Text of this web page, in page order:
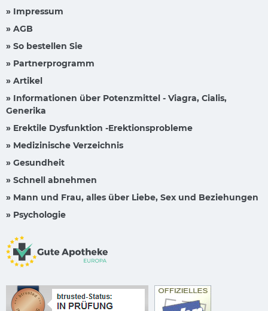
» Impressum
» AGB
» So bestellen Sie
» Partnerprogramm
» Artikel
» Informationen über Potenzmittel - Viagra, Cialis,
Generika
» Erektile Dysfunktion -Erektionsprobleme
» Medizinische Verzeichnis
» Gesundheit
» Schnell abnehmen
» Mann und Frau, alles über Liebe, Sex und Beziehungen
» Psychologie